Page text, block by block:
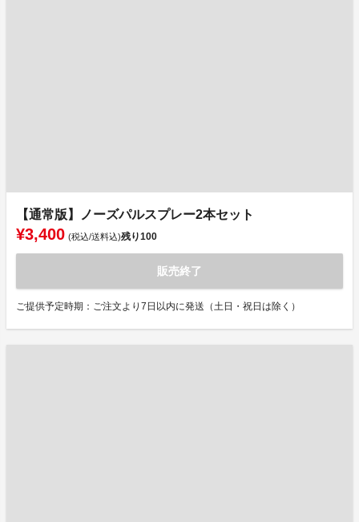
【通常版】ノーズパルスプレー2本セット
¥3,400 (税込/送料込)残り100
販売終了
ご提供予定時期：ご注文より7日以内に発送（土日・祝日は除く）